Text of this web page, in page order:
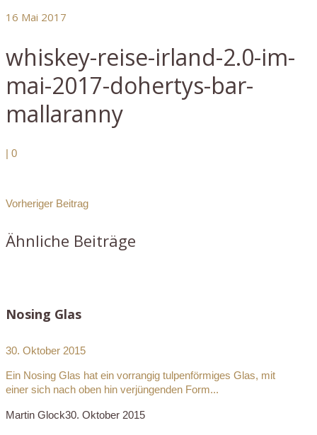
16 Mai 2017
whiskey-reise-irland-2.0-im-
mai-2017-dohertys-bar-
mallaranny
| 0
Vorheriger Beitrag
Ähnliche Beiträge
Nosing Glas
30. Oktober 2015
Ein Nosing Glas hat ein vorrangig tulpenförmiges Glas, mit
einer sich nach oben hin verjüngenden Form...
Martin Glock30. Oktober 2015